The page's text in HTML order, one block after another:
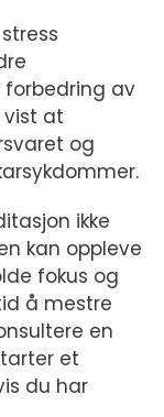
forbedring av
vist at
og
ikke
kan oppleve
fokus og
å mestre
en
et
du har